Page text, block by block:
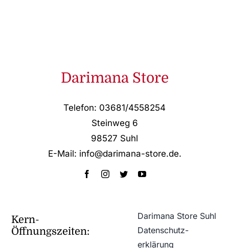
Darimana Store
Telefon: 03681/4558254
Steinweg 6
98527 Suhl
E-Mail: info@darimana-store.de.
Kern-
Öffnungszeiten:
Darimana Store Suhl
Datenschutz­
erklärung